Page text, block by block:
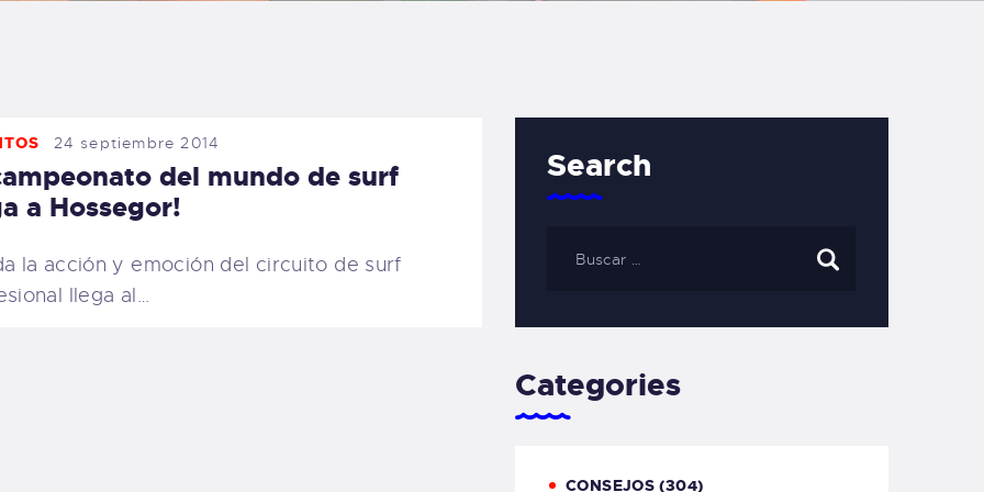
CARRITO
FAMILY
24 septiembre 2014
del mundo de surf
a Hossegor!
la acción y emoción del circuito de surf
llega al…
Search
Categories
CONSEJOS (304)